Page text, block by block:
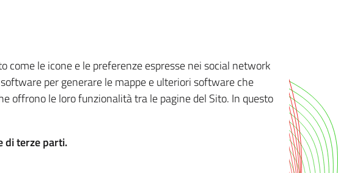
le icone e le preferenze espresse nei social network
per generare le mappe e ulteriori software che
offrono le loro funzionalità tra le pagine del Sito. In questo
di terze parti.